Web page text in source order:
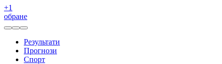
+1
обране
Результати
Прогнози
Спорт